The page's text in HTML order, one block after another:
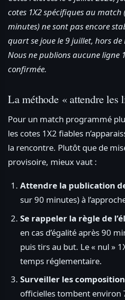
cotes 1X2 spécifiques au
minutes) ne sont pas encore
quart se joue le 9 juillet, hors
Nous ne publions aucune ligne
confirmée.
La méthode « attendre les
Pour un match programmé
les cotes 1X2 fiables
la rencontre. Plutôt que de
provisoire, mieux vaut :
Attendre la publication
sur 90 minutes) à
Se rappeler la règle de
en cas d’égalité après 90
puis tirs au but. Le « nul »
temps réglementaire.
Surveiller les
officielles tombent environ